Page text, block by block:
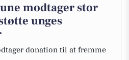
modtager stor
unges
donation til at fremme